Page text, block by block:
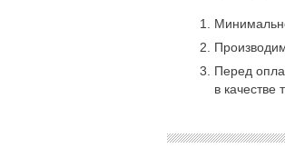
Перед
в качестве